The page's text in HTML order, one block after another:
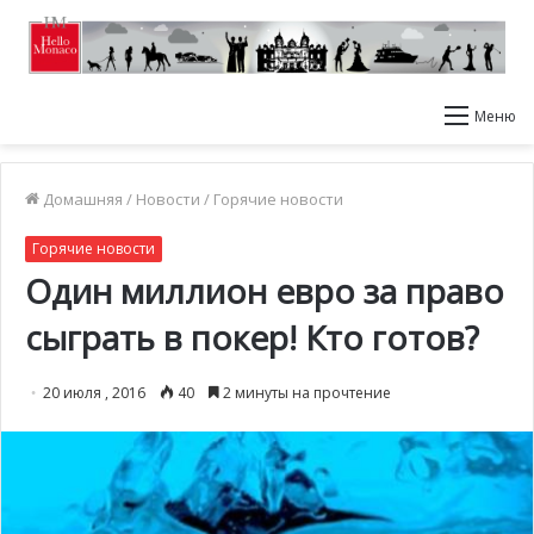
Меню
Домашняя / Новости / Горячие новости
Горячие новости
Один миллион евро за право
сыграть в покер! Кто готов?
20 июля , 2016 40 2 минуты на прочтение